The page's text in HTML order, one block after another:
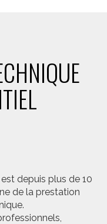
depuis plus de 10
de la prestation